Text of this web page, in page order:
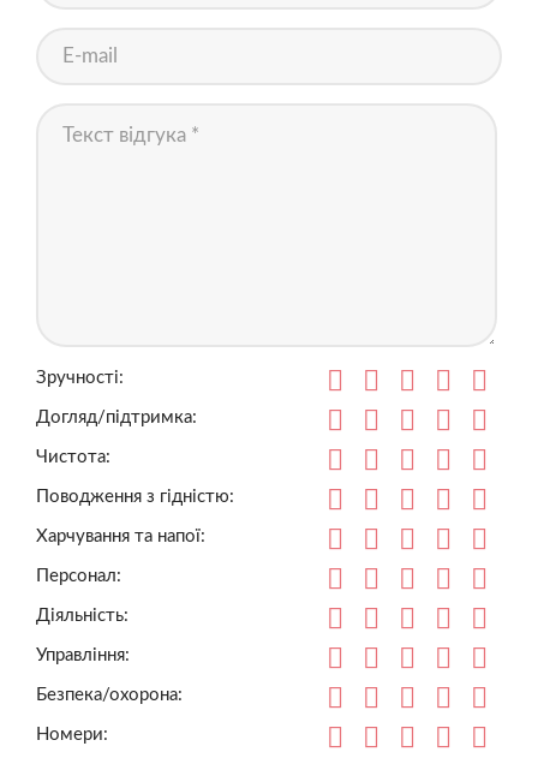
Зручності:
Догляд/підтримка:
Чистота:
Поводження з гідністю:
Харчування та напої:
Персонал:
Діяльність:
Управління:
Безпека/охорона:
Номери: